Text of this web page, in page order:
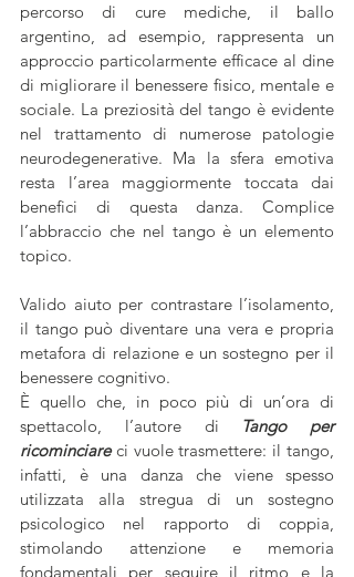
percorso di cure mediche, il ballo
argentino, ad esempio, rappresenta un
approccio particolarmente efficace al dine
di migliorare il benessere fisico, mentale e
sociale. La preziosità del tango è evidente
nel trattamento di numerose patologie
neurodegenerative. Ma la sfera emotiva
resta l’area maggiormente toccata dai
benefici di questa danza. Complice
l’abbraccio che nel tango è un elemento
topico.
Valido aiuto per contrastare l’isolamento,
il tango può diventare una vera e propria
metafora di relazione e un sostegno per il
benessere cognitivo.
È quello che, in poco più di un’ora di
spettacolo, l’autore di Tango per
ricominciare ci vuole trasmettere: il tango,
infatti, è una danza che viene spesso
utilizzata alla stregua di un sostegno
psicologico nel rapporto di coppia,
stimolando attenzione e memoria
fondamentali per seguire il ritmo e la